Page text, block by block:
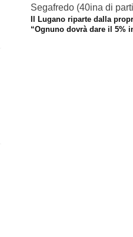
Segafredo (40ina di
Il Lugano riparte dalla
“Ognuno dovrà dare il 5%